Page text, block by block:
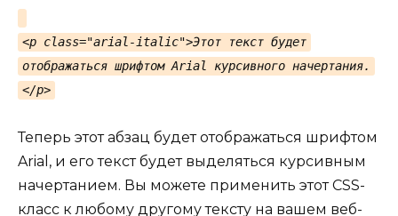
<p class="arial-italic">Этот текст будет
отображаться шрифтом Arial курсивного начертания.
</p>
Теперь этот абзац будет отображаться шрифтом
Arial, и его текст будет выделяться курсивным
начертанием. Вы можете применить этот CSS-
класс к любому другому тексту на вашем веб-